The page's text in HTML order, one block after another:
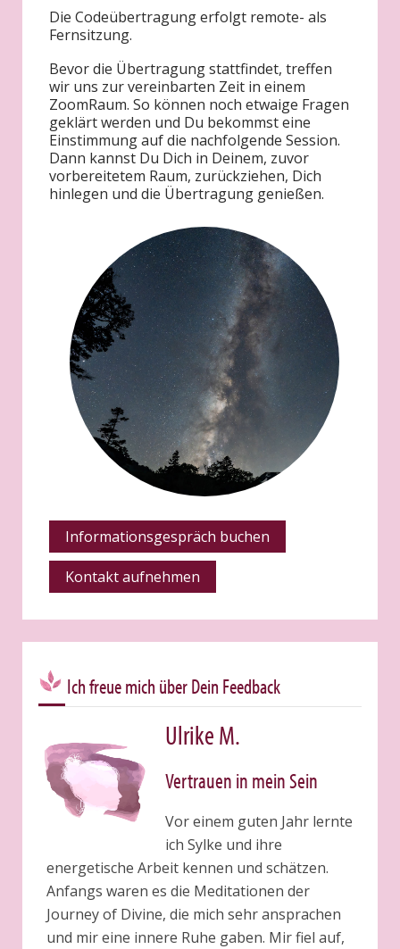
Die Codeübertragung erfolgt remote- als
Fernsitzung.
Bevor die Übertragung stattfindet, treffen
wir uns zur vereinbarten Zeit in einem
ZoomRaum. So können noch etwaige Fragen
geklärt werden und Du bekommst eine
Einstimmung auf die nachfolgende Session.
Dann kannst Du Dich in Deinem, zuvor
vorbereitetem Raum, zurückziehen, Dich
hinlegen und die Übertragung genießen.
Informationsgespräch buchen
Kontakt aufnehmen
Ich freue mich über Dein Feedback
Ulrike M.
Vertrauen in mein Sein
Vor einem guten Jahr lernte
ich Sylke und ihre
energetische Arbeit kennen und schätzen.
Anfangs waren es die Meditationen der
Journey of Divine, die mich sehr ansprachen
und mir eine innere Ruhe gaben. Mir fiel auf,